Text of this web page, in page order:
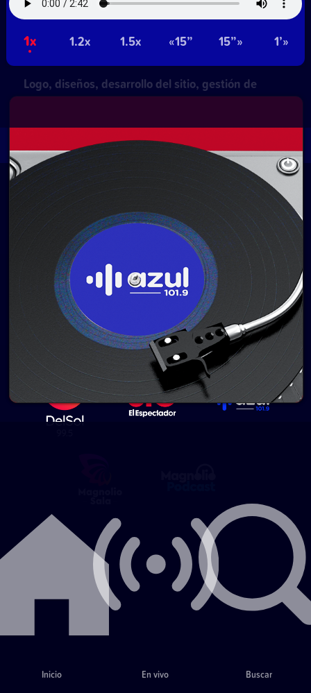
Inicio En vivo Buscar
1x 1.2x 1.5x «15” 15”» 1’»
NetUy
Privacidad~Términos y condiciones
Logo, diseños, desarrollo del sitio, gestión de
Media Group